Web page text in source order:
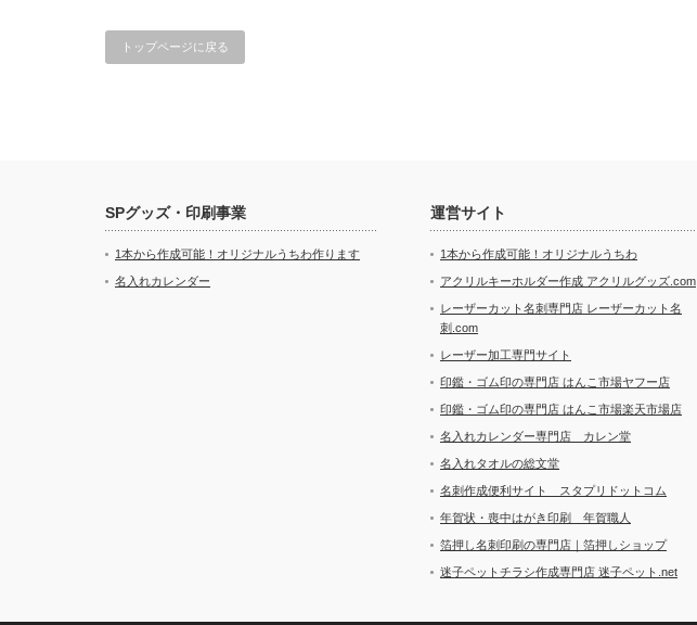
トップページに戻る
SPグッズ・印刷事業
1本から作成可能！オリジナルうちわ作ります
名入れカレンダー
運営サイト
1本から作成可能！オリジナルうちわ
アクリルキーホルダー作成 アクリルグッズ.com
レーザーカット名刺専門店 レーザーカット名
刺.com
レーザー加工専門サイト
印鑑・ゴム印の専門店 はんこ市場ヤフー店
印鑑・ゴム印の専門店 はんこ市場楽天市場店
名入れカレンダー専門店 カレン堂
名入れタオルの総文堂
名刺作成便利サイト スタプリドットコム
年賀状・喪中はがき印刷 年賀職人
箔押し名刺印刷の専門店｜箔押しショップ
迷子ペットチラシ作成専門店 迷子ペット.net